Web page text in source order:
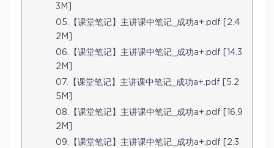
3M]
05.【课堂笔记】主讲课中笔记_成功a+.pdf [2.4
2M]
06.【课堂笔记】主讲课中笔记_成功a+.pdf [14.3
2M]
07.【课堂笔记】主讲课中笔记_成功a+.pdf [5.2
5M]
08.【课堂笔记】主讲课中笔记_成功a+.pdf [16.9
2M]
09.【课堂笔记】主讲课中笔记_成功a+.pdf [2.3